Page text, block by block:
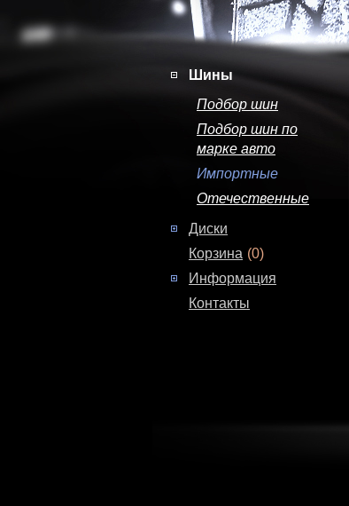
Шины
Подбор шин
Подбор шин по
марке авто
Импортные
Отечественные
Диски
Корзина (0)
Информация
Контакты